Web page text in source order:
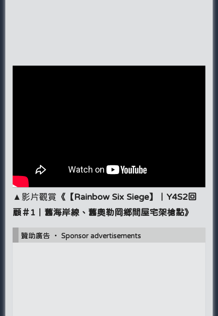
▲影片觀賞 《【Rainbow Six Siege】｜Y4S2回
顧＃1｜舊海岸線、舊奧勒岡鄉間屋宅架槍點》
贊助廣告 ‧ Sponsor advertisements